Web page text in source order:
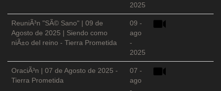
2025
ReuniÃ³n "SÃ© Sano" | 09 de
Agosto de 2025 | Siendo como
niÃ±o del reino - Tierra Prometida
09 -
ago
-
2025
OraciÃ³n | 07 de Agosto de 2025 -
Tierra Prometida
07 -
ago